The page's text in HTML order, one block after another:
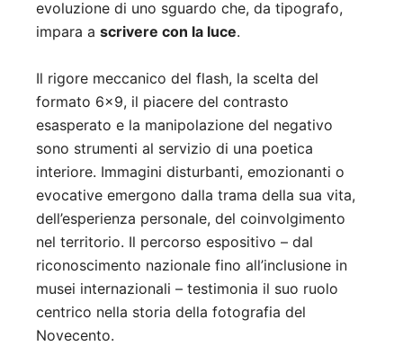
evoluzione di uno sguardo che, da tipografo,
impara a scrivere con la luce.
Il rigore meccanico del flash, la scelta del
formato 6×9, il piacere del contrasto
esasperato e la manipolazione del negativo
sono strumenti al servizio di una poetica
interiore. Immagini disturbanti, emozionanti o
evocative emergono dalla trama della sua vita,
dell’esperienza personale, del coinvolgimento
nel territorio. Il percorso espositivo – dal
riconoscimento nazionale fino all’inclusione in
musei internazionali – testimonia il suo ruolo
centrico nella storia della fotografia del
Novecento.